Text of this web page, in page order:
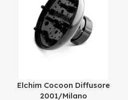
Elchim Cocoon Diffusore
2001/Milano